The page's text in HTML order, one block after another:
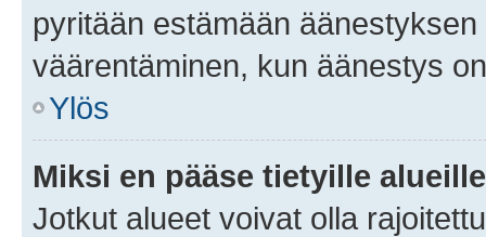
pyritään estämään
väärentäminen, kun äänestys
Ylös
Miksi en pääse tietyille
Jotkut alueet voivat olla